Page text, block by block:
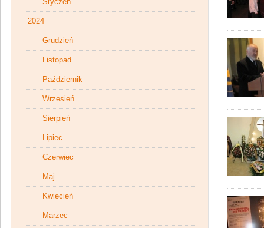
2024
Grudzień
Listopad
Październik
Wrzesień
Sierpień
Lipiec
Czerwiec
Maj
Kwiecień
Marzec